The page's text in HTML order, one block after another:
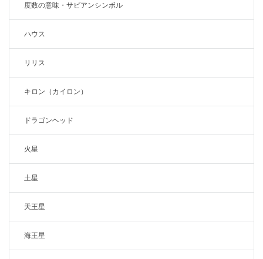
度数の意味・サビアンシンボル
ハウス
リリス
キロン（カイロン）
ドラゴンヘッド
火星
土星
天王星
海王星